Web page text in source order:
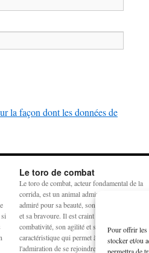
Pour offrir les
stocker et/ou
la façon dont les données de
Le toro de combat
Le toro de combat, acteur fondamental de la
corrida, est un animal admiré et craint. Il est
admiré pour sa beauté, son harmonie physique
et sa bravoure. Il est craint pour sa
combativité, son agilité et sa force. La
caractéristique qui permet à la crainte et à
l'admiration de se rejoindre est la noblesse,